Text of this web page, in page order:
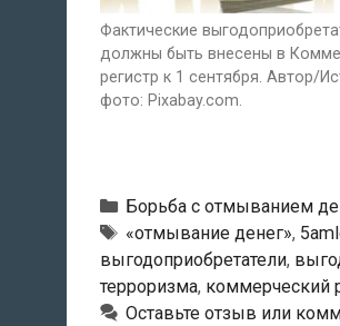
Фактические
должны быть внесены в
регистр к 1 сентября. Автор/
фото: Pixabay.com.
Рубрики
Борьба с отмыванием
Метки
«отмывание денег»,
выгодоприобретатели,
терроризма, коммерческий
Оставьте отзыв или